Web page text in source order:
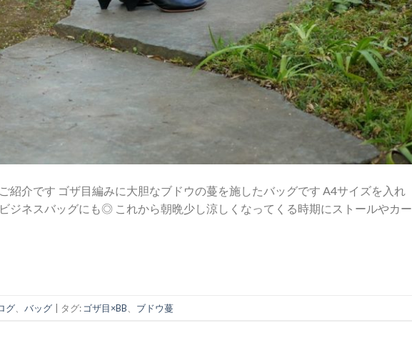
紹介です ゴザ目編みに大胆なブドウの蔓を施したバッグです A4サイズを入れ
ジネスバッグにも◎ これから朝晩少し涼しくなってくる時期にストールやカー
グ バッグ タグ: ゴザ目×BB ブドウ蔓